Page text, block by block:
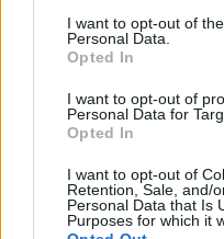
I want to opt-out of
Personal Data.
Opted In
I want to opt-out of
Personal Data for
Opted In
I want to opt-out of
Retention, Sale, and/
Personal Data that Is
Purposes for which it
Ekspedisjon:
Tlf: 72 40 65 90
E-post:
E-post:annonse@fjell-
Utgiver: